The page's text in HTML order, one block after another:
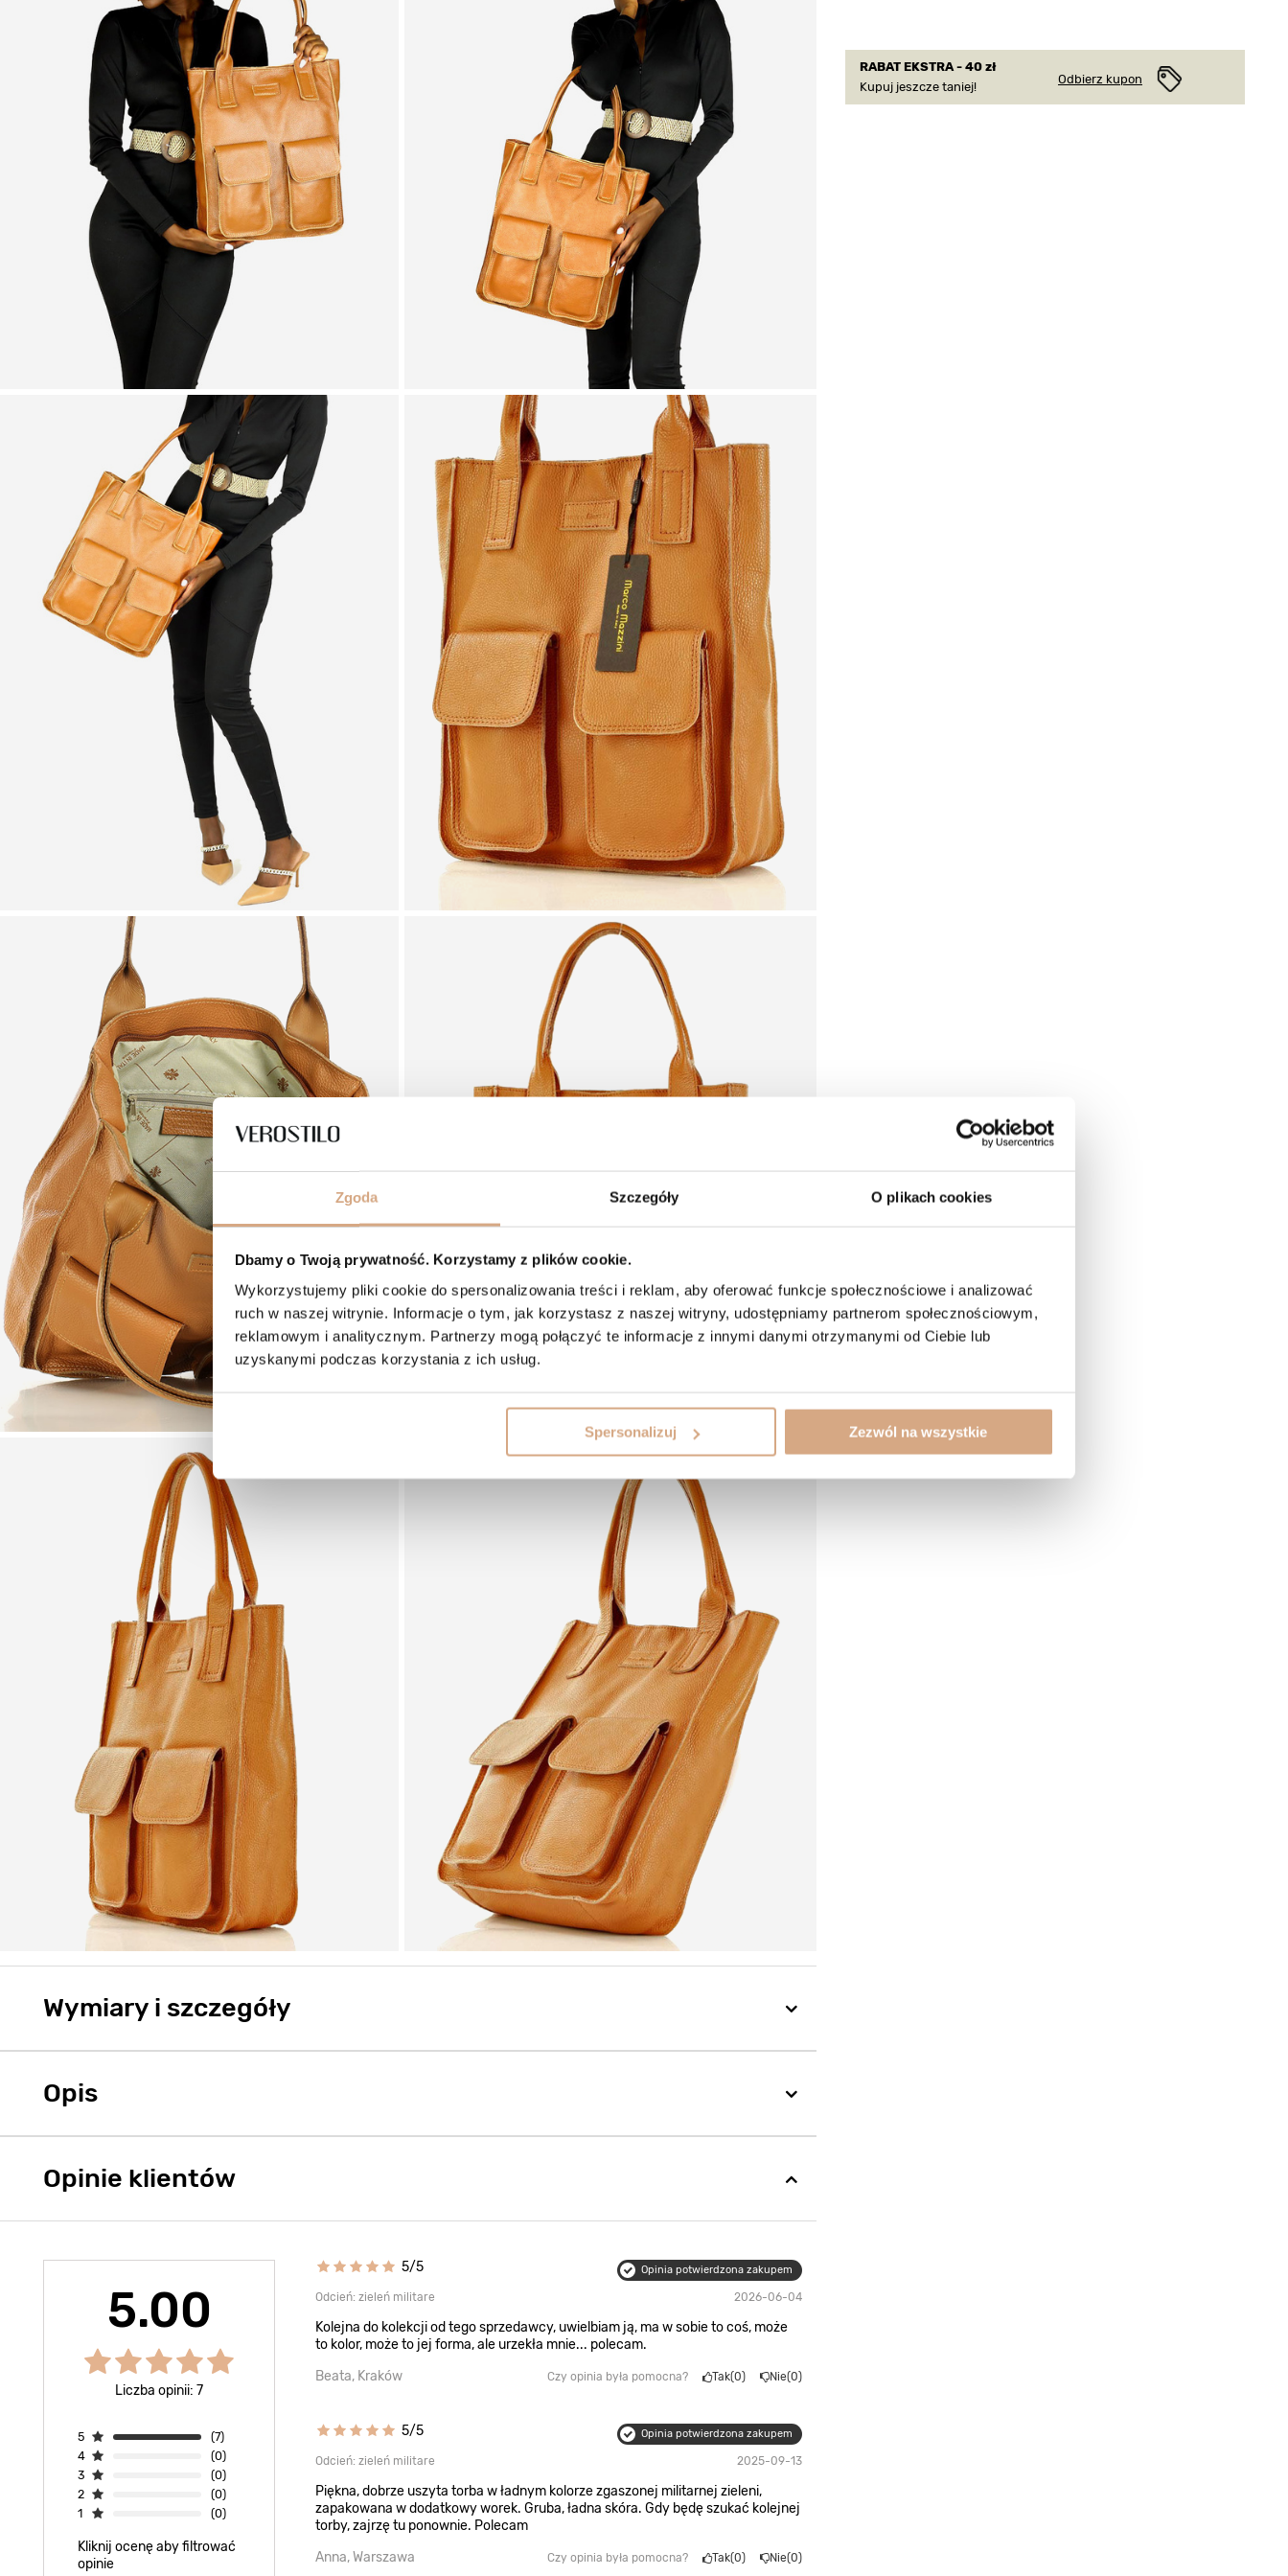
Zgoda Szczegóły O plikach cookies
Dbamy o Twoją prywatność. Korzystamy z plików cookie.
Wykorzystujemy pliki cookie do spersonalizowania treści i reklam, aby oferować funkcje społecznościowe i analizować
ruch w naszej witrynie. Informacje o tym, jak korzystasz z naszej witryny, udostępniamy partnerom społecznościowym,
reklamowym i analitycznym. Partnerzy mogą połączyć te informacje z innymi danymi otrzymanymi od Ciebie lub
uzyskanymi podczas korzystania z ich usług.
Spersonalizuj Zezwól na wszystkie
RABAT EKSTRA - 40 zł
Kupuj jeszcze taniej!
Odbierz kupon
Wymiary i szczegóły
Opis
Opinie klientów
5.00
Liczba opinii: 7
5
(7)
4
(0)
3
(0)
2
(0)
1
(0)
Kliknij ocenę aby filtrować
opinie
5/5 Opinia potwierdzona zakupem
Odcień: zieleń militare 2026-06-04
Kolejna do kolekcji od tego sprzedawcy, uwielbiam ją, ma w sobie to coś, może
to kolor, może to jej forma, ale urzekła mnie... polecam.
Beata, Kraków
Czy opinia była pomocna? Tak 0 Nie 0
5/5 Opinia potwierdzona zakupem
Odcień: zieleń militare 2025-09-13
Piękna, dobrze uszyta torba w ładnym kolorze zgaszonej militarnej zieleni,
zapakowana w dodatkowy worek. Gruba, ładna skóra. Gdy będę szukać kolejnej
torby, zajrzę tu ponownie. Polecam
Anna, Warszawa
Czy opinia była pomocna? Tak 0 Nie 0